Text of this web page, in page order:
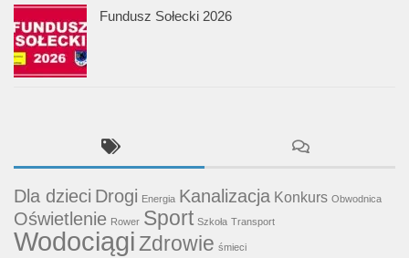
Fundusz Sołecki 2026
Dla dzieci Drogi Energia Kanalizacja Konkurs Obwodnica
Oświetlenie Rower Sport Szkoła Transport
WodociągiZdrowie śmieci